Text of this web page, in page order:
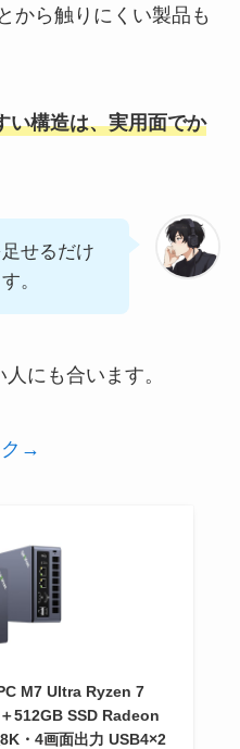
から触りにくい製品も
い構造は、実用面でか
せるだけ
。
にも合います。
ク→
M7 Ultra Ryzen 7
512GB SSD Radeon
・4画面出力 USB4×2